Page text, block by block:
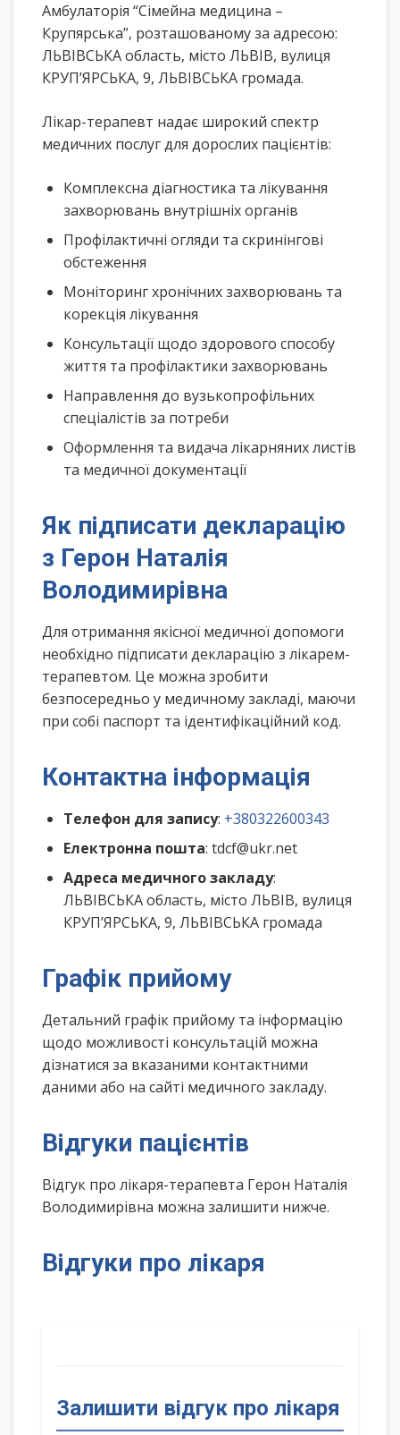
Амбулаторія “Сімейна медицина –
Крупярська”, розташованому за адресою:
ЛЬВІВСЬКА область, місто ЛЬВІВ, вулиця
КРУП’ЯРСЬКА, 9, ЛЬВІВСЬКА громада.
Лікар-терапевт надає широкий спектр
медичних послуг для дорослих пацієнтів:
Комплексна діагностика та лікування
захворювань внутрішніх органів
Профілактичні огляди та скринінгові
обстеження
Моніторинг хронічних захворювань та
корекція лікування
Консультації щодо здорового способу
життя та профілактики захворювань
Направлення до вузькопрофільних
спеціалістів за потреби
Оформлення та видача лікарняних листів
та медичної документації
Як підписати декларацію
з Герон Наталія
Володимирівна
Для отримання якісної медичної допомоги
необхідно підписати декларацію з лікарем-
терапевтом. Це можна зробити
безпосередньо у медичному закладі, маючи
при собі паспорт та ідентифікаційний код.
Контактна інформація
Телефон для запису: +380322600343
Електронна пошта: tdcf@ukr.net
Адреса медичного закладу:
ЛЬВІВСЬКА область, місто ЛЬВІВ, вулиця
КРУП’ЯРСЬКА, 9, ЛЬВІВСЬКА громада
Графік прийому
Детальний графік прийому та інформацію
щодо можливості консультацій можна
дізнатися за вказаними контактними
даними або на сайті медичного закладу.
Відгуки пацієнтів
Відгук про лікаря-терапевта Герон Наталія
Володимирівна можна залишити нижче.
Відгуки про лікаря
Залишити відгук про лікаря